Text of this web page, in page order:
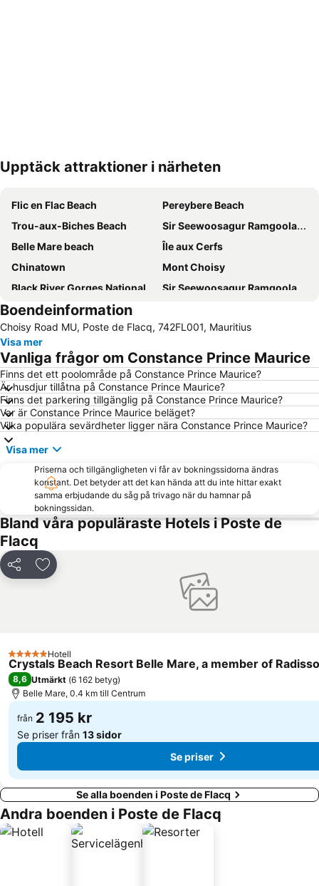
Förstora kartan
Upptäck attraktioner i närheten
Flic en Flac Beach
Pereybere Beach
Trou-aux-Biches Beach
Sir Seewoosagur Ramgoolam International Airport
Belle Mare beach
Île aux Cerfs
Chinatown
Mont Choisy
Black River Gorges National Park
Sir Seewoosagur Ramgoolam Botanic Garden
Coin de Mire
Natural History Museum Mauritius
Casela & Yemen Park
Boendeinformation
Choisy Road MU, Poste de Flacq, 742FL001, Mauritius
Visa mer
Vanliga frågor om Constance Prince Maurice
Finns det ett poolområde på Constance Prince Maurice?
Är husdjur tillåtna på Constance Prince Maurice?
Finns det parkering tillgänglig på Constance Prince Maurice?
Var är Constance Prince Maurice beläget?
Vilka populära sevärdheter ligger nära Constance Prince Maurice?
Visa mer
Priserna och tillgängligheten vi får av bokningssidorna ändras
konstant. Det betyder att det kan hända att du inte hittar exakt
samma erbjudande du såg på trivago när du hamnar på
bokningssidan.
Bland våra populäraste Hotels i Poste de
Flacq
Dela Lägg till i Mina Favoriter
5 StjärnorHotell
Crystals Beach Resort Belle Mare, a member of
8,6 Utmärkt (6 162 betyg)
Belle Mare, 0.4 km till Centrum
från 2 195 kr
Se priser från 13 sidor
Se priser
Se alla boenden i Poste de Flacq
Andra boenden i Poste de Flacq